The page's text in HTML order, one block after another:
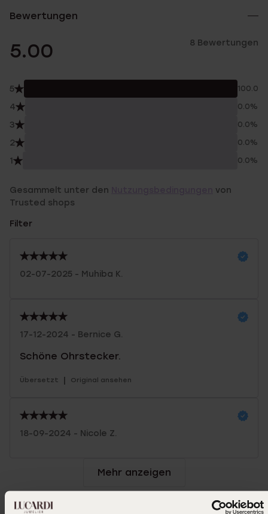
Bewertungen
5.00 8 Bewertungen
5 100.0%
4 0.0%
3 0.0%
2 0.0%
1 0.0%
Gesammelt unter den
von
Trusted shops
Filter
02-07-2025 - Muhiba K.
17-12-2024 - Bernice G.
Schöne Ohrstecker.
Übersetzt | Original ansehen
18-09-2024 - Nicole Z.
Mehr anzeigen